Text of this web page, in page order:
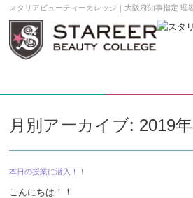
スタリアビューティーカレッジ｜大阪府知事指定 理
月別アーカイブ: 2019
本日の授業に潜入！！
こんにちは！！